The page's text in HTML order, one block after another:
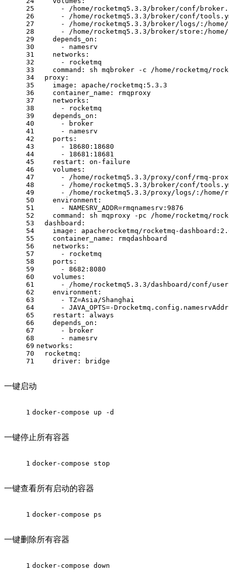
25
26
27
28
29
30
31
32
33
34
35
36
37
38
39
40
41
42
43
44
45
46
47
48
49
50
51
52
53
54
55
56
57
58
59
60
61
62
63
64
65
66
67
68
69
70
71
-
/home/rocketmq5.3.3/broker/conf/
-
/home/rocketmq5.3.3/broker/conf/
-
/home/rocketmq5.3.3/broker/logs/:/
-
/home/rocketmq5.3.3/broker/store:/
depends_on:
-
namesrv
networks:
-
rocketmq
command:
sh mqbroker -c
/home/rocketmq/
proxy:
image:
apache/rocketmq:5.3.3
container_name:
rmqproxy
networks:
-
rocketmq
depends_on:
-
broker
-
namesrv
ports:
-
18680 :18680
-
18681 :18681
restart:
on-failure
volumes:
-
/home/rocketmq5.3.3/proxy/conf/rmq-
-
/home/rocketmq5.3.3/broker/conf/
-
/home/rocketmq5.3.3/proxy/logs/:/home/
environment:
-
NAMESRV_ADDR=rmqnamesrv:9876
command:
sh mqproxy -pc
/home/rocketmq/
dashboard:
image:
apacherocketmq/rocketmq-
container_name:
rmqdashboard
networks:
-
rocketmq
ports:
-
8682 :8080
volumes:
-
/home/rocketmq5.3.3/dashboard/conf/
environment:
-
TZ=Asia/Shanghai
-
JAVA_OPTS=-
restart:
always
depends_on:
-
broker
-
namesrv
networks:
rocketmq:
driver:
bridge
一键启动
1 docker-compose up -d
一键停止所有容器
1 docker-compose stop
一键查看所有启动的容器
1 docker-compose ps
一键删除所有容器
1 docker-compose down